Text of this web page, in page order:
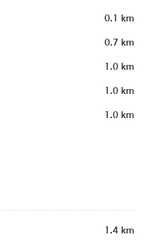
0.1 km
0.7 km
1.0 km
1.0 km
1.0 km
1.4 km